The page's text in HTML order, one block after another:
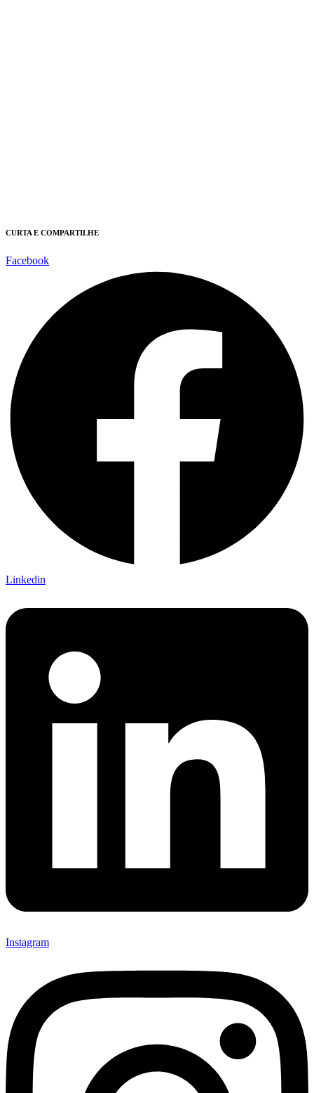
CURTA E COMPARTILHE
Facebook
Linkedin
Instagram